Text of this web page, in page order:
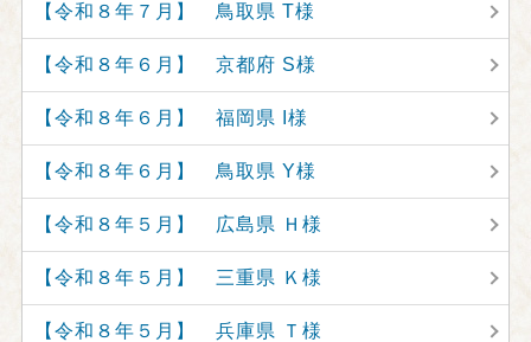
【令和８年７月】 鳥取県 T様
【令和８年６月】 京都府 S様
【令和８年６月】 福岡県 I様
【令和８年６月】 鳥取県 Y様
【令和８年５月】 広島県 Ｈ様
【令和８年５月】 三重県 Ｋ様
【令和８年５月】 兵庫県 Ｔ様